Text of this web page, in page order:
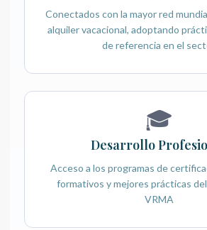
Conectados con la mayor red
alquiler vacacional, adoptando
de referencia en el
🎓
Desarrollo
Acceso a los programas de
formativos y mejores prácticas
VRMA